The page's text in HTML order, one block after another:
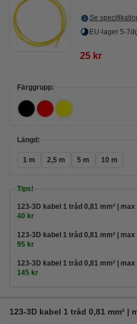
Se
EU-lager 5-
25 kr
Färggrupp:
Längd:
1 m 2,5 m 5 m 10 m
Tips!
123-3D kabel 1 tråd 0,81
40 kr
123-3D kabel 1 tråd 0,81
95 kr
123-3D kabel 1 tråd 0,81
145 kr
123-3D kabel 1 tråd 0,81 mm² |